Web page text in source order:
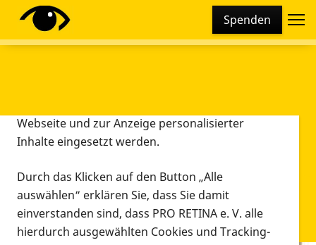
Spenden
Diese Webseite setzt verschiedene Cookies und
Tracking-Tools ein. Dies beinhaltet Cookies und
Webseite und zur Anzeige personalisierter
Inhalte eingesetzt werden.
Durch das Klicken auf den Button „Alle
auswählen“ erklären Sie, dass Sie damit
einverstanden sind, dass PRO RETINA e. V. alle
hierdurch ausgewählten Cookies und Tracking-